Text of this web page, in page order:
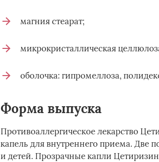
магния стеарат;
микрокристаллическая
оболочка: гипромеллоза,
Форма выпуска
Противоаллергическое лекарство
капель для внутреннего приема. Две
и детей. Прозрачные капли